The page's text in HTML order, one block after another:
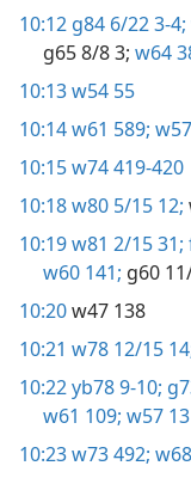
10:12 g84 6/22 3-4;
g65 8/8 3; w64
10:13w54 55
10:14w61 589;
10:15w74 419-420
10:18w80 5/15 12;
10:19w81 2/15 31;
w60 141; g60
10:20w47 138
10:21 w78 12/15
10:22yb78 9-10;
w61 109; w57 13
10:23w73 492;